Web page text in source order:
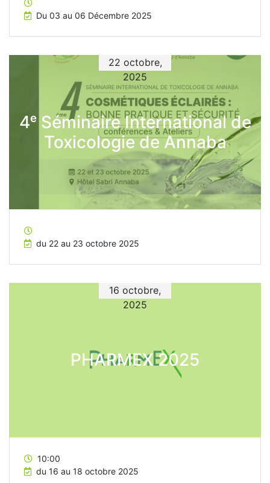
Du 03 au 06 Décembre 2025
22 octobre,
2025
4ᵉ Séminaire International de
Toxicologie de Annaba
du 22 au 23 octobre 2025
16 octobre,
2025
PHARMEX 2025
10:00
du 16 au 18 octobre 2025